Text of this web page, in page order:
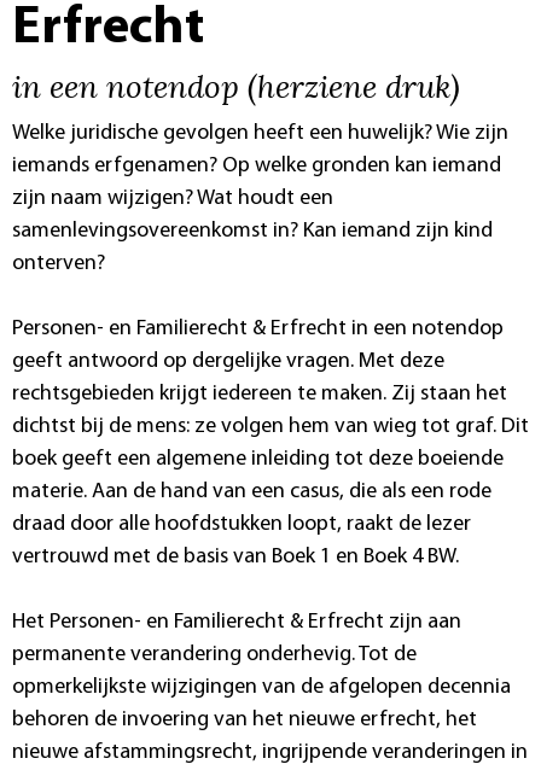
Erfrecht
in een notendop (herziene druk)
Welke juridische gevolgen heeft een huwelijk? Wie zijn
iemands erfgenamen? Op welke gronden kan iemand
zijn naam wijzigen? Wat houdt een
samenlevingsovereenkomst in? Kan iemand zijn kind
onterven?
Personen- en Familierecht & Erfrecht in een notendop
geeft antwoord op dergelijke vragen. Met deze
rechtsgebieden krijgt iedereen te maken. Zij staan het
dichtst bij de mens: ze volgen hem van wieg tot graf. Dit
boek geeft een algemene inleiding tot deze boeiende
materie. Aan de hand van een casus, die als een rode
draad door alle hoofdstukken loopt, raakt de lezer
vertrouwd met de basis van Boek 1 en Boek 4 BW.
Het Personen- en Familierecht & Erfrecht zijn aan
permanente verandering onderhevig. Tot de
opmerkelijkste wijzigingen van de afgelopen decennia
behoren de invoering van het nieuwe erfrecht, het
nieuwe afstammingsrecht, ingrijpende veranderingen in